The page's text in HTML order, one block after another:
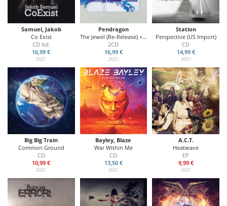
Samuel, Jakob
Co Exist
CD ltd.
16,99 €
2021
Pendragon
The Jewel (Re-Release) + Bonus CD
2CD
16,99 €
2021
Station
Perspective (US Import)
CD
14,99 €
2021
Big Big Train
Common Ground
CD
10,99 €
2021
Bayley, Blaze
War Within Me
CD
13,50 €
2021
A.C.T.
Heatwave
EP
9,99 €
2021